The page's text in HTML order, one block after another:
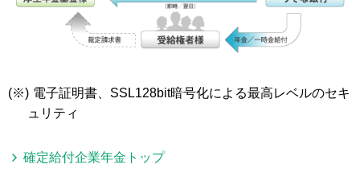
(※) 電子証明書、SSL128bit暗号化による最高レベルのセキ
ュリティ
確定給付企業年金トップ